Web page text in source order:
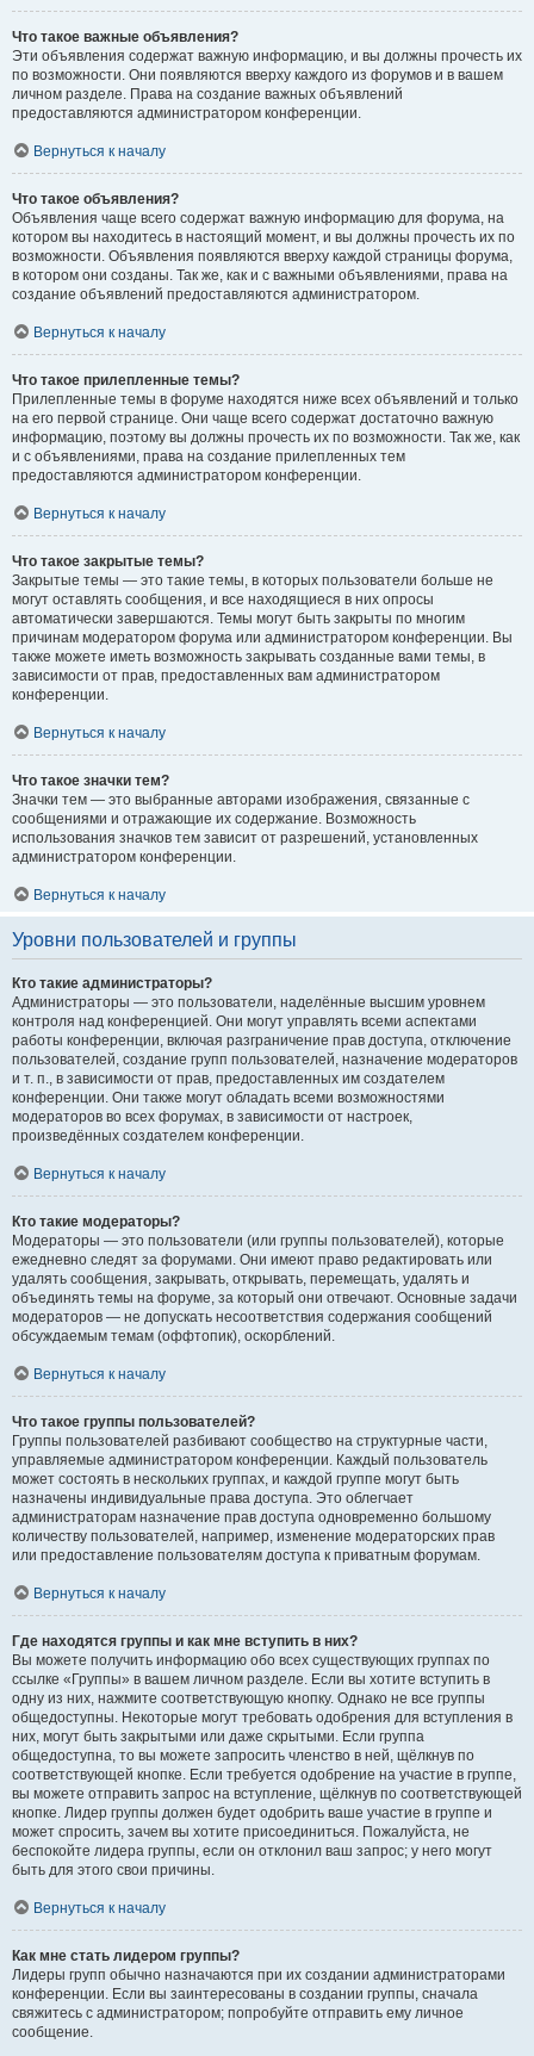
Что такое важные объявления?
Эти объявления содержат важную информацию, и вы должны прочесть их
по возможности. Они появляются вверху каждого из форумов и в вашем
личном разделе. Права на создание важных объявлений
предоставляются администратором конференции.
Вернуться к началу
Что такое объявления?
Объявления чаще всего содержат важную информацию для форума, на
котором вы находитесь в настоящий момент, и вы должны прочесть их по
возможности. Объявления появляются вверху каждой страницы форума,
в котором они созданы. Так же, как и с важными объявлениями, права на
создание объявлений предоставляются администратором.
Вернуться к началу
Что такое прилепленные темы?
Прилепленные темы в форуме находятся ниже всех объявлений и только
на его первой странице. Они чаще всего содержат достаточно важную
информацию, поэтому вы должны прочесть их по возможности. Так же, как
и с объявлениями, права на создание прилепленных тем
предоставляются администратором конференции.
Вернуться к началу
Что такое закрытые темы?
Закрытые темы — это такие темы, в которых пользователи больше не
могут оставлять сообщения, и все находящиеся в них опросы
автоматически завершаются. Темы могут быть закрыты по многим
причинам модератором форума или администратором конференции. Вы
также можете иметь возможность закрывать созданные вами темы, в
зависимости от прав, предоставленных вам администратором
конференции.
Вернуться к началу
Что такое значки тем?
Значки тем — это выбранные авторами изображения, связанные с
сообщениями и отражающие их содержание. Возможность
использования значков тем зависит от разрешений, установленных
администратором конференции.
Вернуться к началу
Уровни пользователей и группы
Кто такие администраторы?
Администраторы — это пользователи, наделённые высшим уровнем
контроля над конференцией. Они могут управлять всеми аспектами
работы конференции, включая разграничение прав доступа, отключение
пользователей, создание групп пользователей, назначение модераторов
и т. п., в зависимости от прав, предоставленных им создателем
конференции. Они также могут обладать всеми возможностями
модераторов во всех форумах, в зависимости от настроек,
произведённых создателем конференции.
Вернуться к началу
Кто такие модераторы?
Модераторы — это пользователи (или группы пользователей), которые
ежедневно следят за форумами. Они имеют право редактировать или
удалять сообщения, закрывать, открывать, перемещать, удалять и
объединять темы на форуме, за который они отвечают. Основные задачи
модераторов — не допускать несоответствия содержания сообщений
обсуждаемым темам (оффтопик), оскорблений.
Вернуться к началу
Что такое группы пользователей?
Группы пользователей разбивают сообщество на структурные части,
управляемые администратором конференции. Каждый пользователь
может состоять в нескольких группах, и каждой группе могут быть
назначены индивидуальные права доступа. Это облегчает
администраторам назначение прав доступа одновременно большому
количеству пользователей, например, изменение модераторских прав
или предоставление пользователям доступа к приватным форумам.
Вернуться к началу
Где находятся группы и как мне вступить в них?
Вы можете получить информацию обо всех существующих группах по
ссылке «Группы» в вашем личном разделе. Если вы хотите вступить в
одну из них, нажмите соответствующую кнопку. Однако не все группы
общедоступны. Некоторые могут требовать одобрения для вступления в
них, могут быть закрытыми или даже скрытыми. Если группа
общедоступна, то вы можете запросить членство в ней, щёлкнув по
соответствующей кнопке. Если требуется одобрение на участие в группе,
вы можете отправить запрос на вступление, щёлкнув по соответствующей
кнопке. Лидер группы должен будет одобрить ваше участие в группе и
может спросить, зачем вы хотите присоединиться. Пожалуйста, не
беспокойте лидера группы, если он отклонил ваш запрос; у него могут
быть для этого свои причины.
Вернуться к началу
Как мне стать лидером группы?
Лидеры групп обычно назначаются при их создании администраторами
конференции. Если вы заинтересованы в создании группы, сначала
свяжитесь с администратором; попробуйте отправить ему личное
сообщение.